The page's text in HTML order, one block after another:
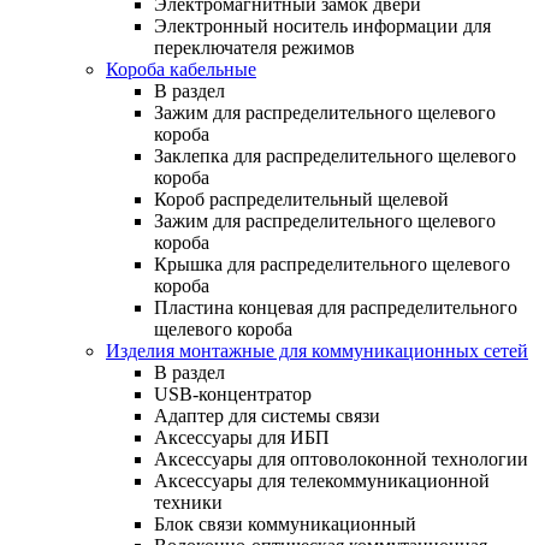
Электронный носитель информации для
переключателя режимов
Короба кабельные
В раздел
Зажим для распределительного щелевого
короба
Заклепка для распределительного щелевого
короба
Короб распределительный щелевой
Зажим для распределительного щелевого
короба
Крышка для распределительного щелевого
короба
Пластина концевая для распределительного
щелевого короба
Изделия монтажные для коммуникационных сетей
В раздел
USB-концентратор
Адаптер для системы связи
Аксессуары для ИБП
Аксессуары для оптоволоконной технологии
Аксессуары для телекоммуникационной
техники
Блок связи коммуникационный